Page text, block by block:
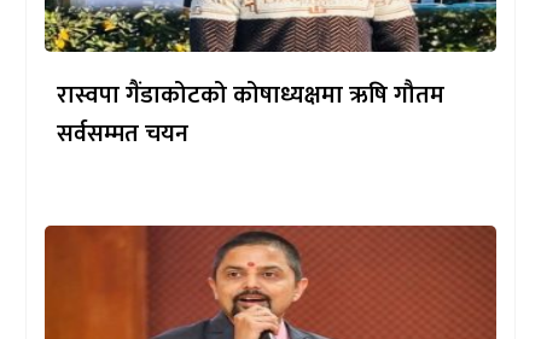
रास्वपा गैंडाकोटको कोषाध्यक्षमा ऋषि गौतम
सर्वसम्मत चयन